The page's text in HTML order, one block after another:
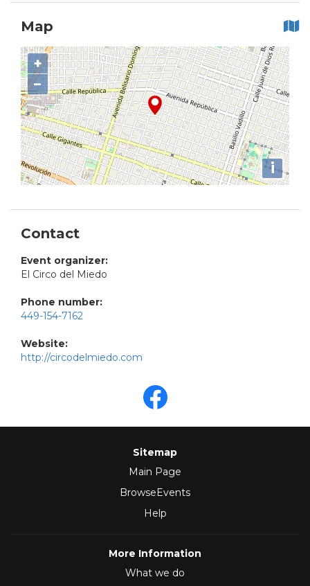
Map
+
−
i
Contact
Event organizer:
El Circo del Miedo
Phone number:
449-154-7162
Website:
http://circodelmiedo.com
Sitemap
Main Page
BrowseEvents
Help
More Information
What we do